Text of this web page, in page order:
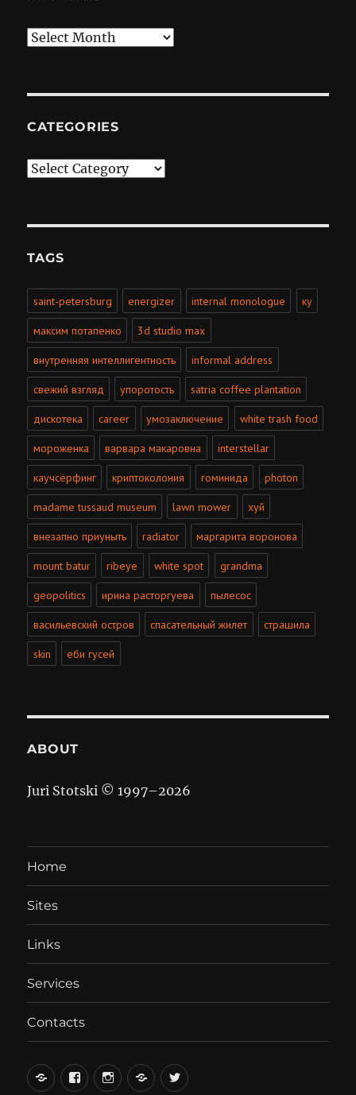
Archives
CATEGORIES
Categories
TAGS
saint-petersburg energizer internal monologue ку
максим потапенко 3d studio max
внутренняя интеллигентность informal address
свежий взгляд упоротость satria coffee plantation
дискотека career умозаключение white trash food
мороженка варвара макаровна interstellar
каучсёрфинг криптоколония гоминида photon
madame tussaud museum lawn mower хуй
внезапно приуныть radiator маргарита воронова
mount batur ribeye white spot grandma
geopolitics ирина расторгуева пылесос
васильевский остров спасательный жилет страшила
skin еби гусей
ABOUT
Juri Stotski © 1997–2026
Home
Sites
Links
Services
Contacts
вКонтакте
FacebookInstagramLiveJournal
Twitter